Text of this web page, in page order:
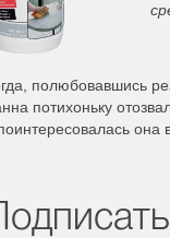
полюбовавшись
потихоньку
она